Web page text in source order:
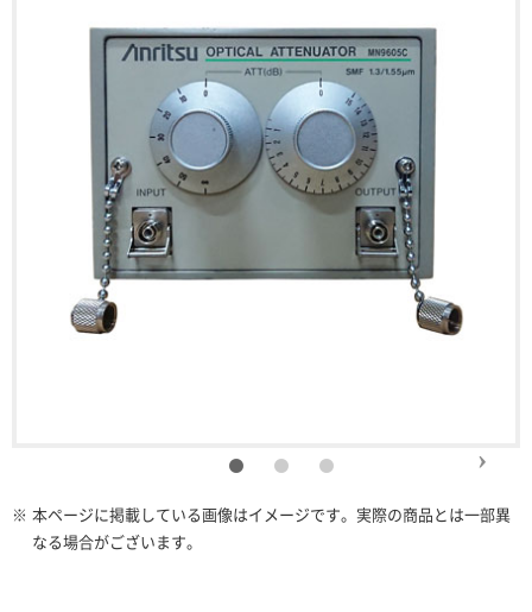
※ 本ページに掲載している画像はイメージです。実際の商品とは一部異
なる場合がございます。